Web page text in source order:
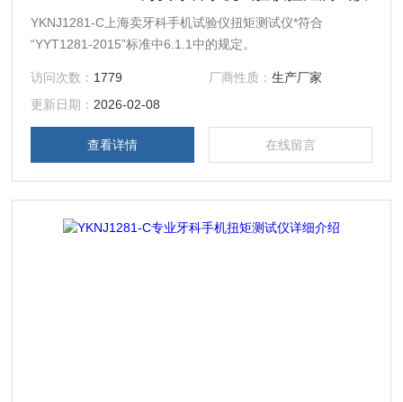
YKNJ1281-C上海卖牙科手机试验仪扭矩测试仪*符合
“YYT1281-2015”标准中6.1.1中的规定。
访问次数： 1779 厂商性质： 生产厂家
更新日期： 2026-02-08
查看详情 在线留言